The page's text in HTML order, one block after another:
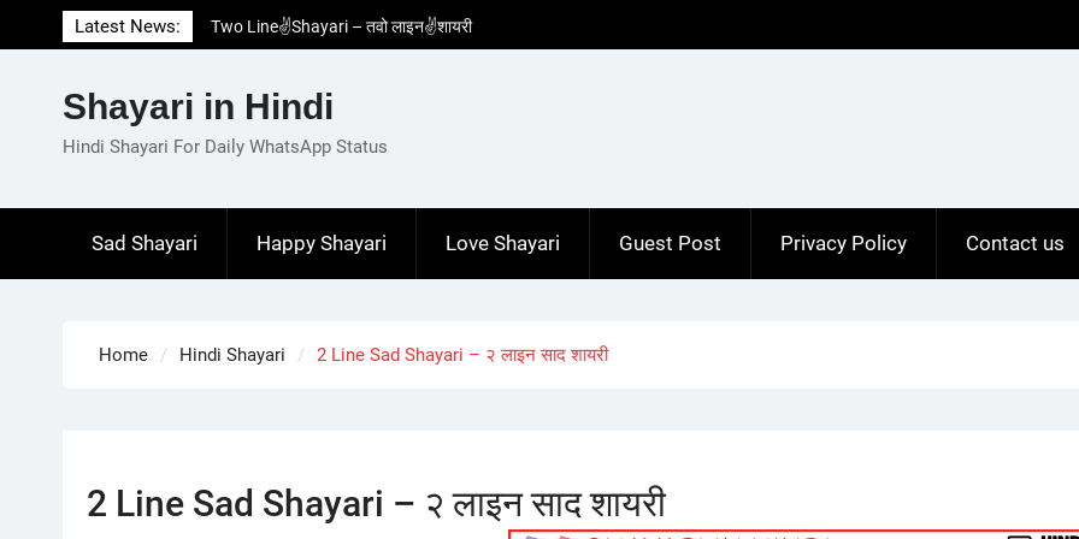
to
Latest News:
Two Line✌️Shayari – तवो लाइन✌️शायरी
Love😓Lines In Hindi – लव😓लाइन्स इन हिंदी
Love🥳Poetry In Hindi – लव🥳पोएट्री इन हिंदी
1 Line☝️Shayari In Hindi – १ लाइन☝️शायरी इन
Shayari in Hindi
Hindi Shayari For Daily WhatsApp Status
Sad Shayari Happy Shayari Love Shayari Guest Post Privacy Policy Contact us
Home Hindi Shayari 2 Line Sad Shayari – २ लाइन साद शायरी
2 Line Sad Shayari – २ लाइन साद शायरी